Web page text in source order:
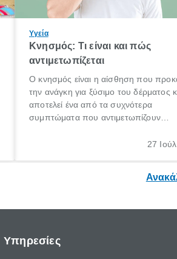
Υγεία
Κνησμός: Τι είναι και πώς
αντιμετωπίζεται
Ο κνησμός είναι η αίσθηση που
την ανάγκη για ξύσιμο του δέρματος
αποτελεί ένα από τα συχνότερα
συμπτώματα που αντιμετωπίζουν
πληροφορίες για το «κνησμός τι27
Υπηρεσίες